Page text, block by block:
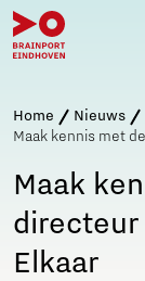
Home
Nieuws
Maak kennis met
Maak
directeur
Elkaar